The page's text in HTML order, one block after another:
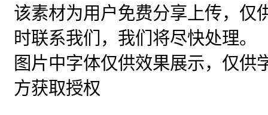
该素材为用户免费分享上传，仅
时联系我们，我们将尽快处理。
图片中字体仅供效果展示，仅供
方获取授权